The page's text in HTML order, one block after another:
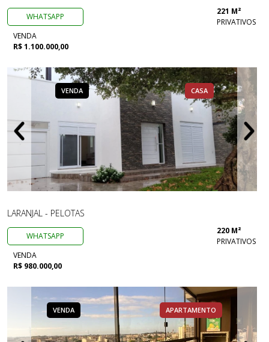
WHATSAPP
221 M²
PRIVATIVOS
VENDA
R$ 1.100.000,00
VENDA CASA
LARANJAL - PELOTAS
WHATSAPP
220 M²
PRIVATIVOS
VENDA
R$ 980.000,00
VENDA APARTAMENTO